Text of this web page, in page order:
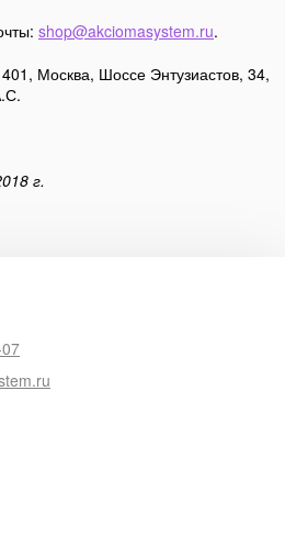
shop@akciomasystem.ru.
Москва, Шоссе Энтузиастов, 34,
г.